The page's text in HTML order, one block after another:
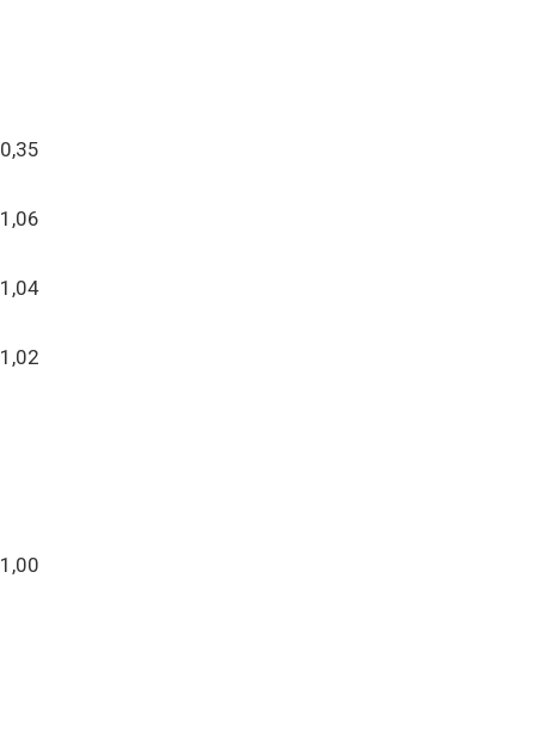
0,35
1,06
1,04
1,02
1,00